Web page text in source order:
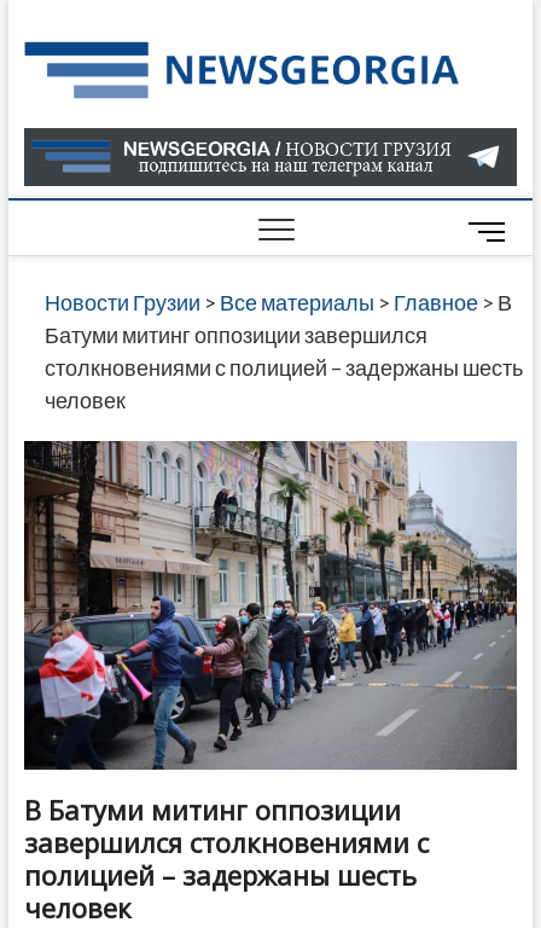
to
content
О
В
ГРУЗИИ
САЙТЕ
M
e
n
B
Новости Грузии > Все материалы > Главное> В
Батуми митинг оппозиции завершился
столкновениями с полицией – задержаны шесть
человек
В Батуми митинг оппозиции
завершился столкновениями с
полицией – задержаны шесть
человек